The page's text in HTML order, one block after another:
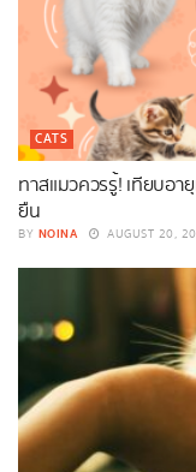
CATS
ทาสแมวควรรู้! เทียบอา
ยืน
BY NOINA AUGUST 20,